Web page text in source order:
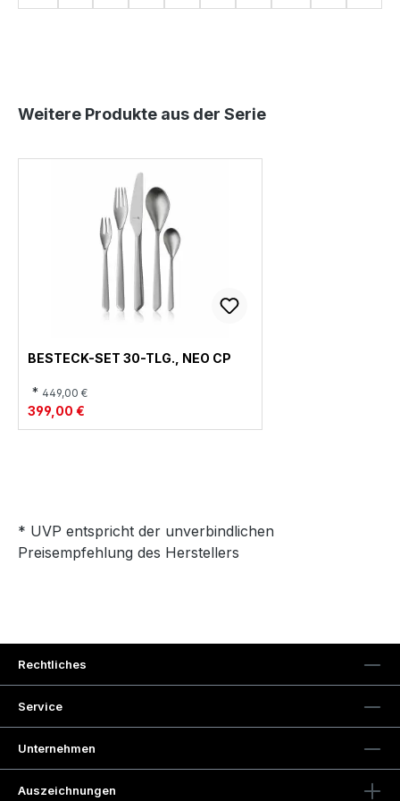
E
M
O
C
T
T
Produktgalerie überspringen
Weitere Produkte aus der Serie
BESTECK-SET 30-TLG., NEO CP
* 449,00 €
399,00 €
* UVP entspricht der unverbindlichen
Preisempfehlung des Herstellers
Rechtliches
Service
Unternehmen
Auszeichnungen